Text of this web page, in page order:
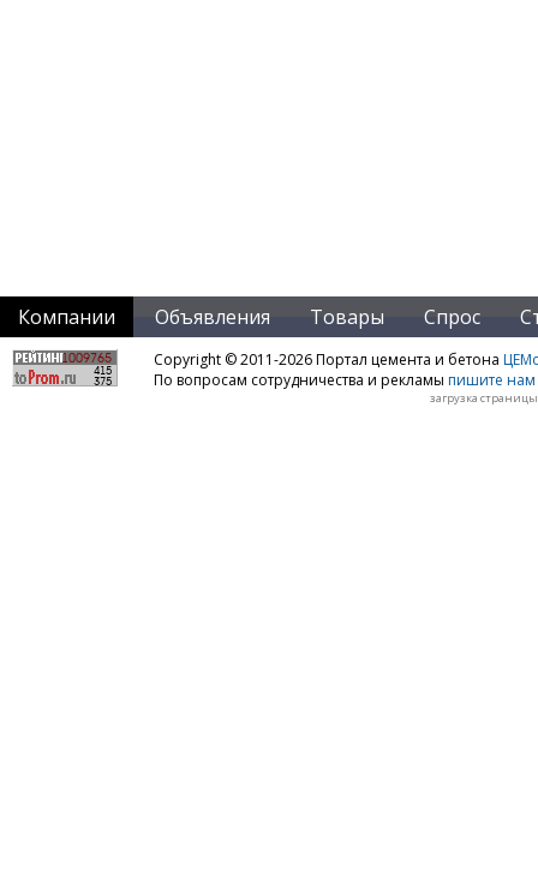
Компании Объявления Товары Спрос
Copyright © 2011-2026 Портал цемента и бетона
По вопросам сотрудничества и рекламы пишите нам
загрузка